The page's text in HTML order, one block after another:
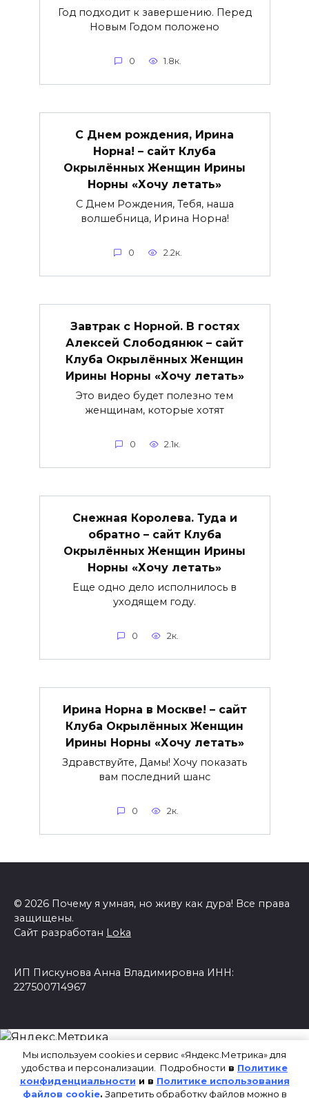
Год подходит к завершению. Перед
Новым Годом положено
0 1.8к.
С Днем рождения, Ирина
Норна! – сайт Клуба
Окрылённых Женщин Ирины
Норны «Хочу летать»
С Днем Рождения, Тебя, наша
волшебница, Ирина Норна!
0 2.2к.
Завтрак с Норной. В гостях
Алексей Слободянюк – сайт
Клуба Окрылённых Женщин
Ирины Норны «Хочу летать»
Это видео будет полезно тем
женщинам, которые хотят
0 2.1к.
Снежная Королева. Туда и
обратно – сайт Клуба
Окрылённых Женщин Ирины
Норны «Хочу летать»
Еще одно дело исполнилось в
уходящем году.
0 2к.
Ирина Норна в Москве! – сайт
Клуба Окрылённых Женщин
Ирины Норны «Хочу летать»
Здравствуйте, Дамы! Хочу показать
вам последний шанс
0 2к.
© 2026 Почему я умная, но живу как дура! Все права
защищены.
Сайт разработан Loka
ИП Пискунова Анна Владимировна ИНН:
227500714967
Мы используем cookies и сервис «Яндекс.Метрика» для
удобства и персонализации. Подробности в Политике
конфиденциальности и в Политике использования
файлов cookie. Запретить обработку файлов можно в